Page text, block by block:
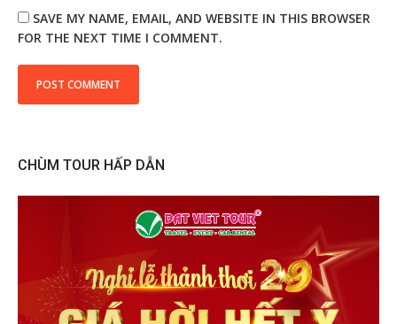
SAVE MY NAME, EMAIL, AND WEBSITE IN THIS BROWSER
FOR THE NEXT TIME I COMMENT.
CHÙM TOUR HẤP DẪN